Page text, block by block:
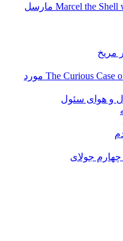
دانلود فیلم Marcel the Shell with Shoes On 2021 مارسل
مریخ
دانلود فیلم The Curious Case of Dolphin Bay 2022 مورد